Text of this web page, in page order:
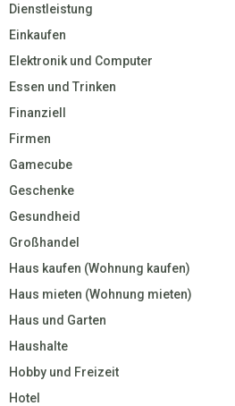
Dienstleistung
Einkaufen
Elektronik und Computer
Essen und Trinken
Finanziell
Firmen
Gamecube
Geschenke
Gesundheid
Großhandel
Haus kaufen (Wohnung kaufen)
Haus mieten (Wohnung mieten)
Haus und Garten
Haushalte
Hobby und Freizeit
Hotel